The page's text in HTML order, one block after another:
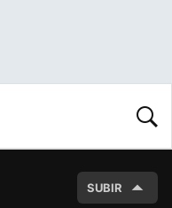
SUBIR